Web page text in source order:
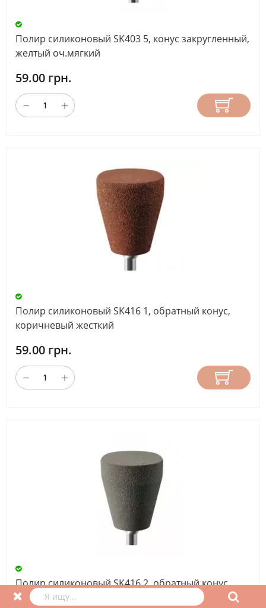
Полир силиконовый SK403 5, конус закругленный,
желтый оч.мягкий
59.00 грн.
Полир силиконовый SK416 1, обратный конус,
коричневый жесткий
59.00 грн.
Полир силиконовый SK416 2, обратный конус,
серый грубый